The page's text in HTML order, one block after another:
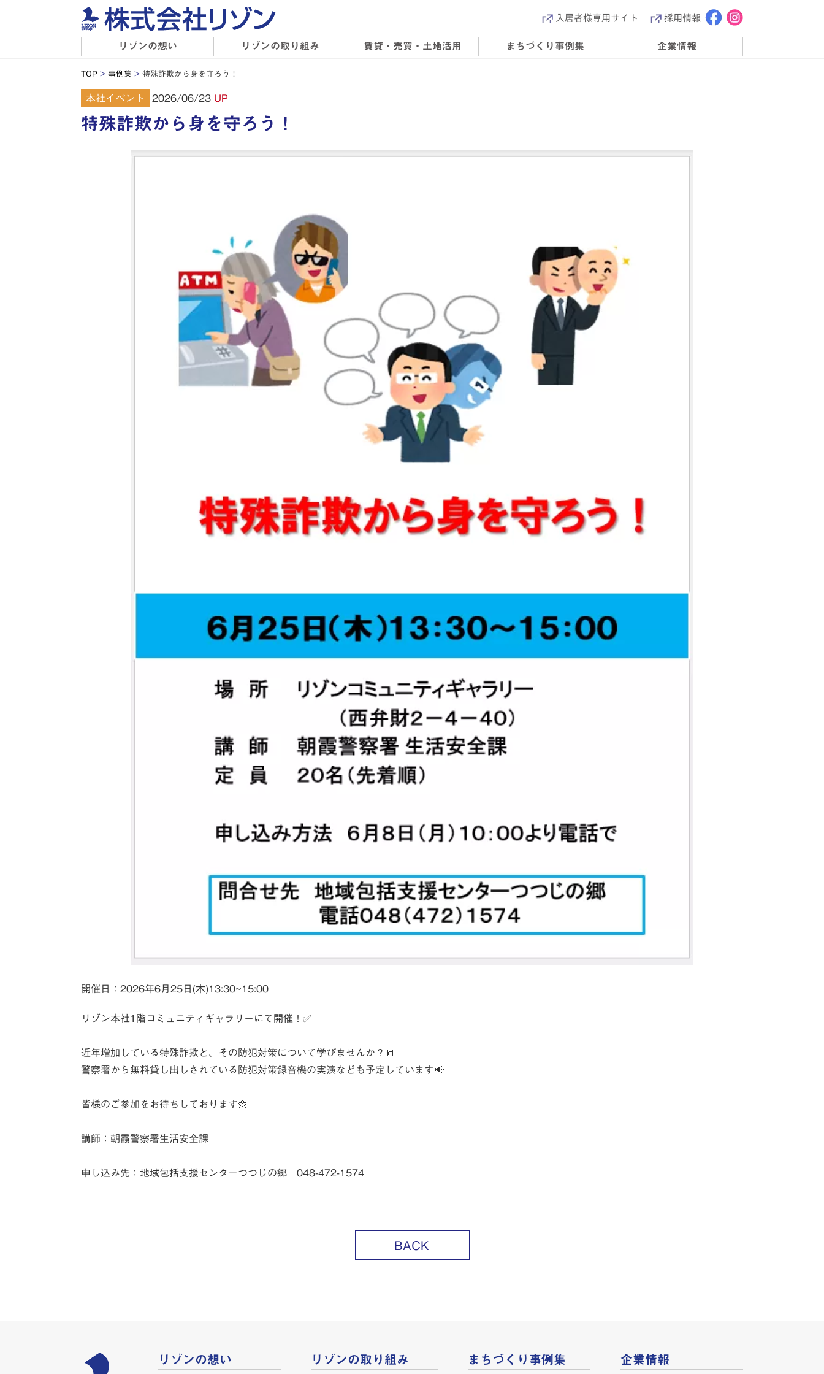
入居者様専用サイト 採用情報
リゾンの想い リゾンの取り組み 賃貸・売買・土地活用 まちづくり事例集 企業情報
TOP > 事例集 >特殊詐欺から身を守ろう！
本社イベント 2026/06/23 UP
特殊詐欺から身を守ろう！
開催日： 2026年6月25日(木)13:30~15:00
リゾン本社1階コミュニティギャラリーにて開催！✅
近年増加している特殊詐欺と、その防犯対策について学びませんか？📒
警察署から無料貸し出しされている防犯対策録音機の実演なども予定しています📢
皆様のご参加をお待ちしております🌼
講師：朝霞警察署生活安全課
申し込み先：地域包括支援センターつつじの郷 048-472-1574
BACK
リゾンの想い リゾンの取り組み まちづくり事例集 企業情報